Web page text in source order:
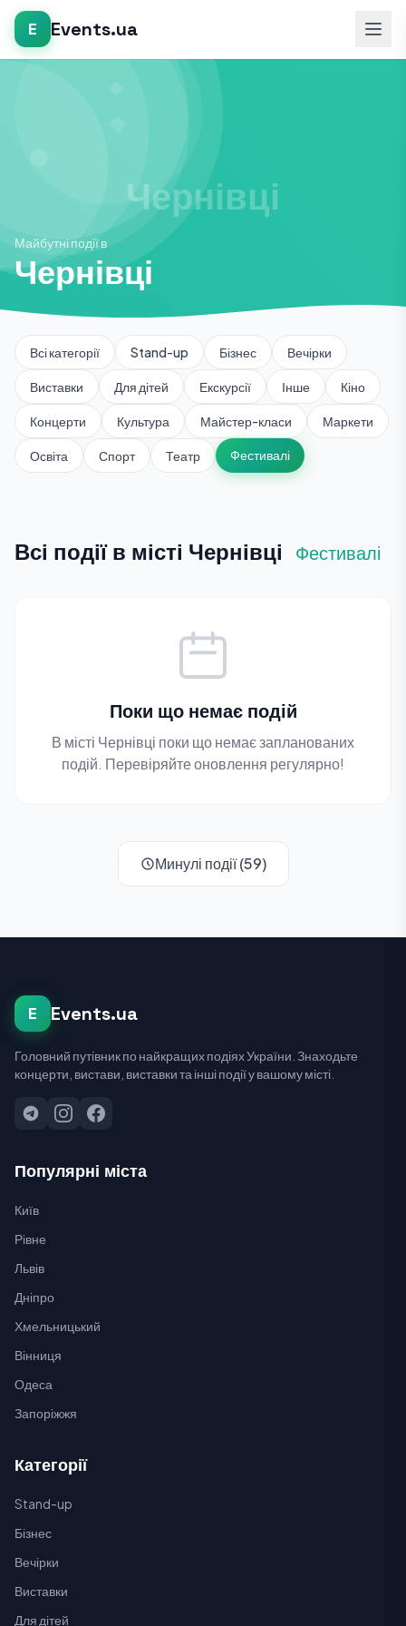
E Events.ua
Майбутні події в
Чернівці
Всі категорії Stand-up Бізнес Вечірки
Виставки Для дітей Екскурсії Інше Кіно
Концерти Культура Майстер-класи Маркети
Освіта Спорт Театр Фестивалі
Всі події в місті Чернівці Фестивалі
Поки що немає подій
В місті Чернівці поки що немає запланованих
подій. Перевіряйте оновлення регулярно!
Минулі події (59)
E Events.ua
Головний путівник по найкращих подіях України. Знаходьте
концерти, вистави, виставки та інші події у вашому місті.
Популярні міста
Київ
Рівне
Львів
Дніпро
Хмельницький
Вінниця
Одеса
Запоріжжя
Категорії
Stand-up
Бізнес
Вечірки
Виставки
Для дітей